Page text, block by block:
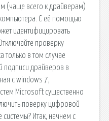
(чаще всего к драйверам)
С её помощью
идентифицировать
проверку
только в том случае
подписи драйверов в
с windows 7,
Microsoft существенно
поверку цифровой
Итак, начнем с